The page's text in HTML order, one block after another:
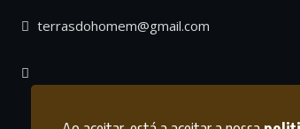
terrasdohomem@gmail.com